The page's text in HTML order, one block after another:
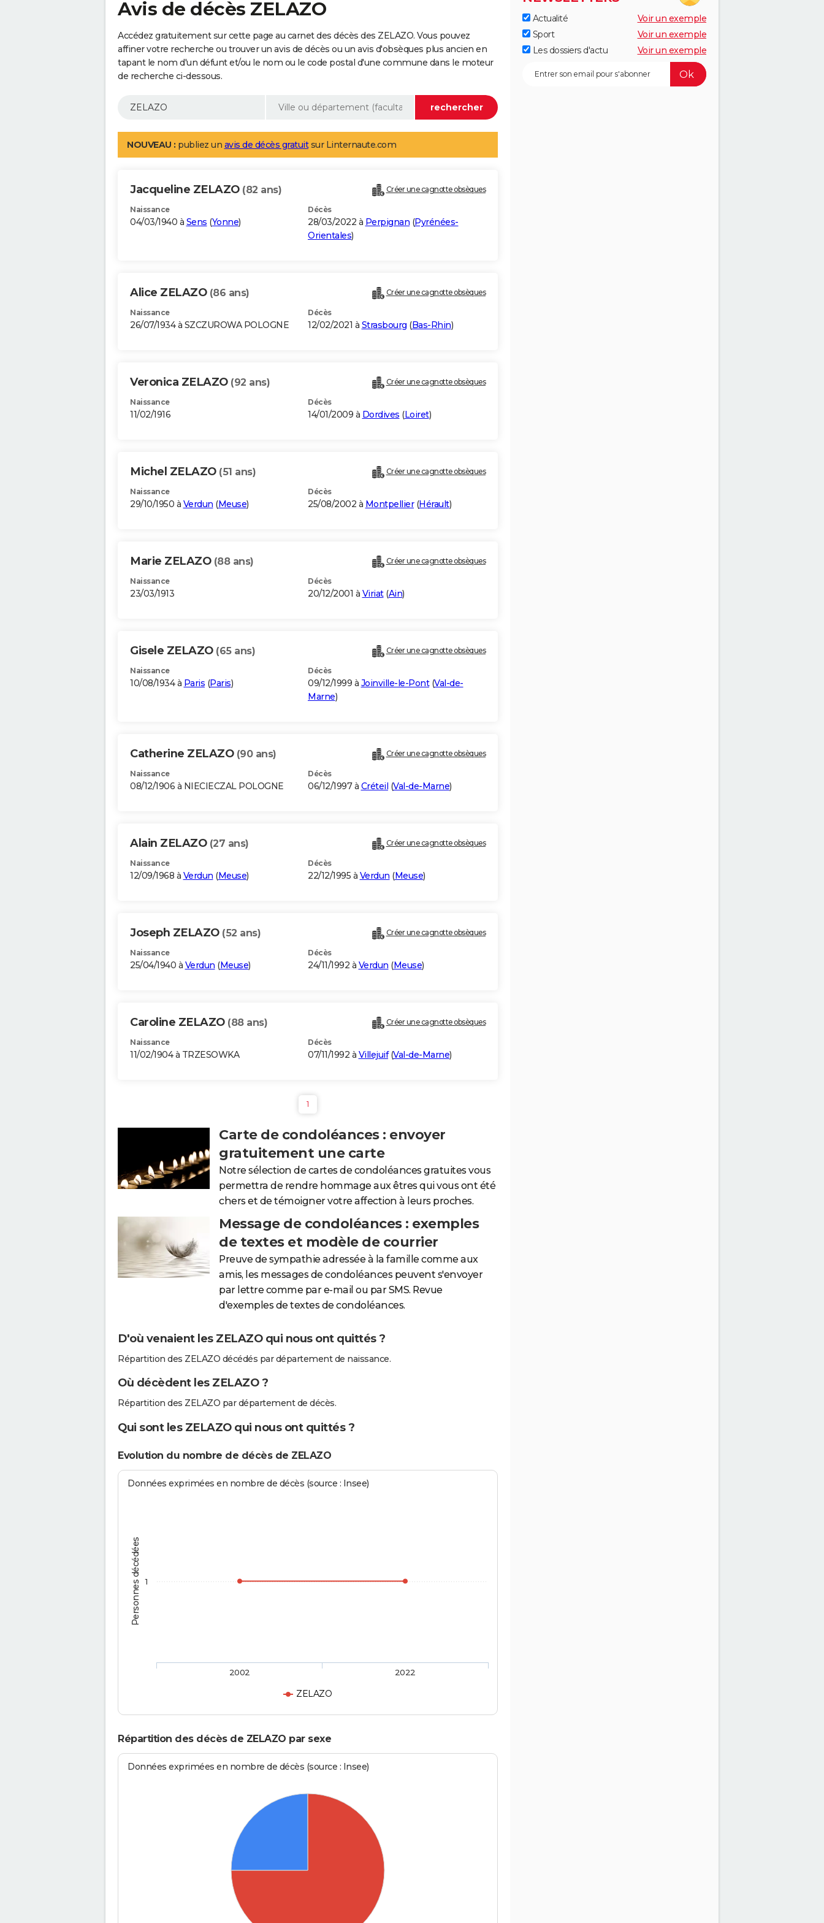
Avis de décès ZELAZO
Accédez gratuitement sur cette page au carnet des décès des ZELAZO. Vous pouvez
affiner votre recherche ou trouver un avis de décès ou un avis d'obsèques plus ancien en
tapant le nom d'un défunt et/ou le nom ou le code postal d'une commune dans le moteur
de recherche ci-dessous.
NOUVEAU : publiez un avis de décès gratuitsur Linternaute.com
Jacqueline ZELAZO (82 ans) Créer une cagnotte obsèques
Naissance
04/03/1940 à Sens (Yonne)
Décès
28/03/2022 à Perpignan (Pyrénées-
Orientales)
Alice ZELAZO (86 ans) Créer une cagnotte obsèques
Naissance
26/07/1934 à SZCZUROWA POLOGNE
Décès
12/02/2021 à Strasbourg (Bas-Rhin)
Veronica ZELAZO (92 ans) Créer une cagnotte obsèques
Naissance
11/02/1916
Décès
14/01/2009 à Dordives (Loiret)
Michel ZELAZO (51 ans) Créer une cagnotte obsèques
Naissance
29/10/1950 à Verdun (Meuse)
Décès
25/08/2002 à Montpellier(Hérault)
Marie ZELAZO (88 ans) Créer une cagnotte obsèques
Naissance
23/03/1913
Décès
20/12/2001 à Viriat(Ain)
Gisele ZELAZO (65 ans) Créer une cagnotte obsèques
Naissance
10/08/1934 à Paris (Paris)
Décès
09/12/1999 à Joinville-le-Pont(Val-de-
Marne)
Catherine ZELAZO (90 ans) Créer une cagnotte obsèques
Naissance
08/12/1906 à NIECIECZAL POLOGNE
Décès
06/12/1997 à Créteil (Val-de-Marne)
Alain ZELAZO (27 ans) Créer une cagnotte obsèques
Naissance
12/09/1968 à Verdun (Meuse)
Décès
22/12/1995 à Verdun (Meuse)
Joseph ZELAZO (52 ans) Créer une cagnotte obsèques
Naissance
25/04/1940 à Verdun (Meuse)
Décès
24/11/1992 à Verdun (Meuse)
Caroline ZELAZO (88 ans) Créer une cagnotte obsèques
Naissance
11/02/1904 à TRZESOWKA
Décès
07/11/1992 à Villejuif(Val-de-Marne)
1
Carte de condoléances : envoyer
gratuitement une carte
Notre sélection de cartes de condoléances gratuites vous
permettra de rendre hommage aux êtres qui vous ont été
chers et de témoigner votre affection à leurs proches.
Message de condoléances : exemples
de textes et modèle de courrier
Preuve de sympathie adressée à la famille comme aux
amis, les messages de condoléances peuvent s'envoyer
par lettre comme par e-mail ou par SMS. Revue
d'exemples de textes de condoléances.
D'où venaient les ZELAZO qui nous ont quittés ?
Répartition des ZELAZO décédés par département de naissance.
Où décèdent les ZELAZO ?
Répartition des ZELAZO par département de décès.
Qui sont les ZELAZO qui nous ont quittés ?
Evolution du nombre de décès de ZELAZO
Personnes décédées
Données exprimées en nombre de décès (source : Insee)
ZELAZO
2002 2022
1
Répartition des décès de ZELAZO par sexe
Données exprimées en nombre de décès (source : Insee)
Actualité
Voir un exemple
Sport
Voir un exemple
Les dossiers d'actu
Voir un exemple